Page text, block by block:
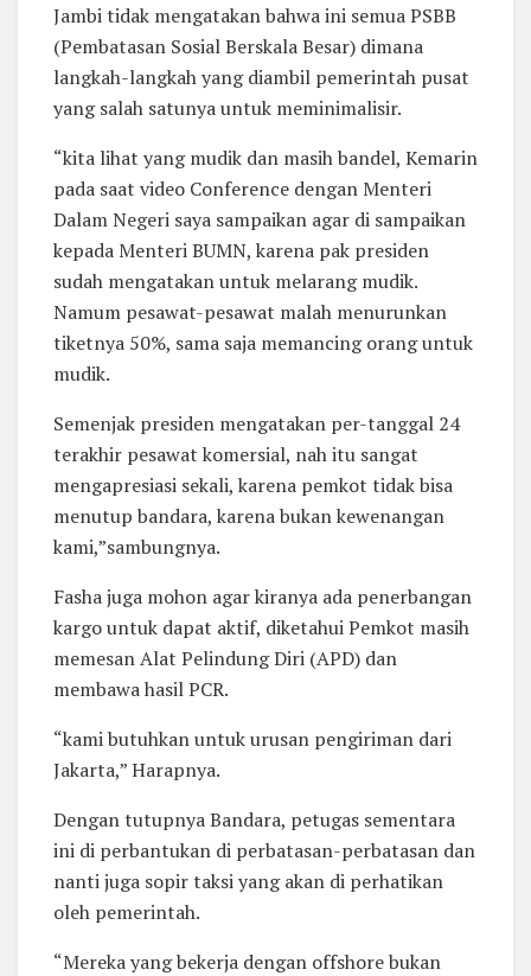
Jambi tidak mengatakan bahwa ini semua PSBB
(Pembatasan Sosial Berskala Besar) dimana
langkah-langkah yang diambil pemerintah pusat
yang salah satunya untuk meminimalisir.
“kita lihat yang mudik dan masih bandel, Kemarin
pada saat video Conference dengan Menteri
Dalam Negeri saya sampaikan agar di sampaikan
kepada Menteri BUMN, karena pak presiden
sudah mengatakan untuk melarang mudik.
Namum pesawat-pesawat malah menurunkan
tiketnya 50%, sama saja memancing orang untuk
mudik.
Semenjak presiden mengatakan per-tanggal 24
terakhir pesawat komersial, nah itu sangat
mengapresiasi sekali, karena pemkot tidak bisa
menutup bandara, karena bukan kewenangan
kami,”sambungnya.
Fasha juga mohon agar kiranya ada penerbangan
kargo untuk dapat aktif, diketahui Pemkot masih
memesan Alat Pelindung Diri (APD) dan
membawa hasil PCR.
“kami butuhkan untuk urusan pengiriman dari
Jakarta,” Harapnya.
Dengan tutupnya Bandara, petugas sementara
ini di perbantukan di perbatasan-perbatasan dan
nanti juga sopir taksi yang akan di perhatikan
oleh pemerintah.
“Mereka yang bekerja dengan offshore bukan